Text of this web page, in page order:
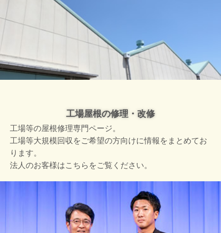
工場屋根の修理・改修
工場等の屋根修理専門ページ。
工場等大規模回収をご希望の方向けに情報をまとめてお
ります。
法人のお客様はこちらをご覧ください。